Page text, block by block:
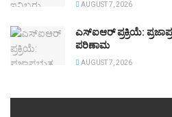
AUGUST 7, 2026
ಎಸ್ಐಆರ್ ಪ್ರಕ್ರಿಯೆ:
ಪರಿಣಾಮ
AUGUST 7, 2026